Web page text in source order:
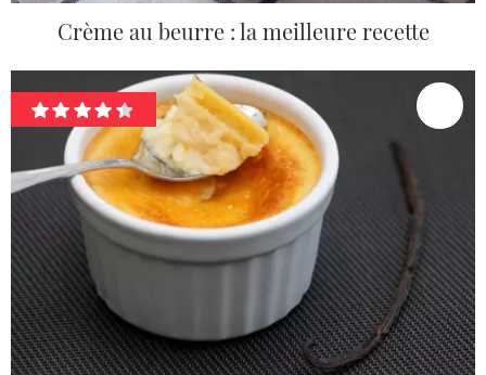
Crème au beurre : la meilleure recette